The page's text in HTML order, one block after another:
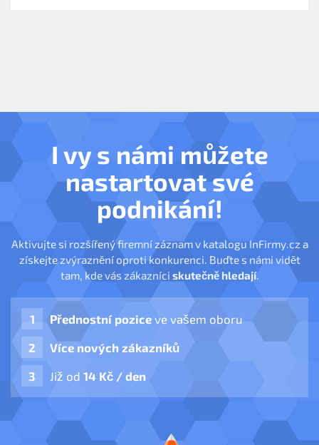
I vy s námi můžete
nastartovat své
podnikání!
Aktivujte si rozšířený firemní záznam v katalogu InFirmy.cz a
získejte zvýraznění oproti konkurenci. Buďte s námi vidět
tam, kde vás zákazníci skutečně hledají.
Přednostní pozice ve vašem oboru
Více nových zákazníků
Již od 14 Kč / den